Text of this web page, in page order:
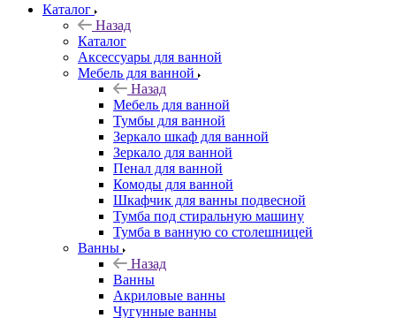
Каталог
Назад
Каталог
Аксессуары для ванной
Мебель для ванной
Назад
Мебель для ванной
Тумбы для ванной
Зеркало шкаф для ванной
Зеркало для ванной
Пенал для ванной
Комоды для ванной
Шкафчик для ванны подвесной
Тумба под стиральную машину
Тумба в ванную со столешницей
Ванны
Назад
Ванны
Акриловые ванны
Чугунные ванны